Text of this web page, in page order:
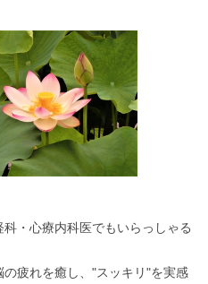
・心療内科医でもいらっしゃる
疲れを癒し、"スッキリ"を実感